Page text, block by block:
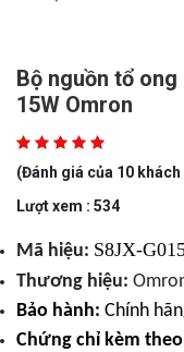
Bộ nguồn tổ ong
15W Omron
(Đánh giá của 10
Lượt xem : 534
Mã hiệu: S8JX-
Thương hiệu:
Bảo hành: Chính
Chứng chỉ kèm